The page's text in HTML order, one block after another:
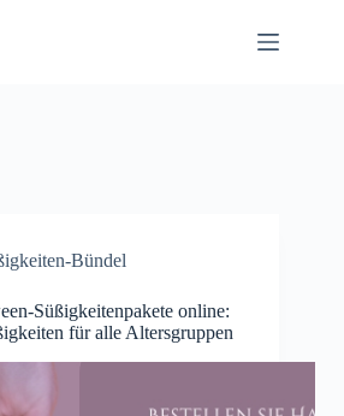
Bündel
Süßigkeitenpakete online:
für alle Altersgruppen